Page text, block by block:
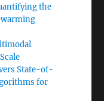
the
warming
State-of-
for